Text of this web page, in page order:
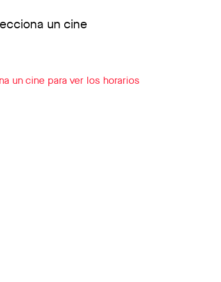
Cambiar cine
un cine
un cine para ver los horarios